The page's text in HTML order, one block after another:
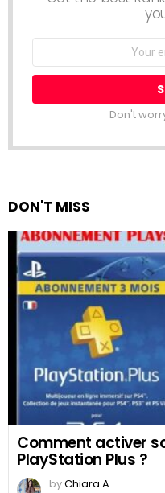
Email
Don't
DON'T MISS
Comment activer
PlayStation Plus ?
byChiara A.